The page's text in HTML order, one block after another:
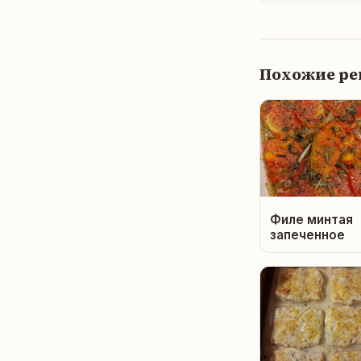
Похожие
Филе минтая
запеченное